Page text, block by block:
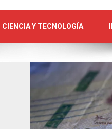
CIENCIA Y TECNOLOGÍA